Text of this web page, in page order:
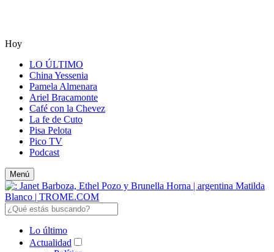
Hoy
LO ÚLTIMO
China Yessenia
Pamela Almenara
Ariel Bracamonte
Café con la Chevez
La fe de Cuto
Pisa Pelota
Pico TV
Podcast
Menú
Lo último
Actualidad